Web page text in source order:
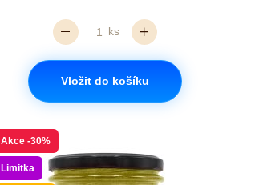
ks
Vložit do košíku
Akce -30%
Limitka